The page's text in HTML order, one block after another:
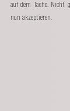
auf dem Tacho. Nicht
nun akzeptieren.